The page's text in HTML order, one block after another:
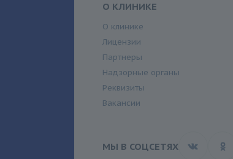
О КЛИНИКЕ
О клинике
Лицензии
Партнеры
Надзорные органы
Реквизиты
Вакансии
МЫ В СОЦСЕТЯХ